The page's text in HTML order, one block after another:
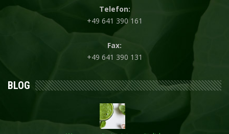
Telefon:
+49 641 390 161
Fax:
+49 641 390 131
BLOG